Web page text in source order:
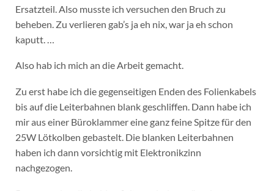
Ersatzteil. Also musste ich versuchen den Bruch zu
beheben. Zu verlieren gab’s ja eh nix, war ja eh schon
kaputt. …
Also hab ich mich an die Arbeit gemacht.
Zu erst habe ich die gegenseitigen Enden des Folienkabels
bis auf die Leiterbahnen blank geschliffen. Dann habe ich
mir aus einer Büroklammer eine ganz feine Spitze für den
25W Lötkolben gebastelt. Die blanken Leiterbahnen
haben ich dann vorsichtig mit Elektronikzinn
nachgezogen.